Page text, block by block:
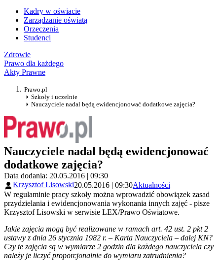
Kadry w oświacie
Zarządzanie oświatą
Orzeczenia
Studenci
Zdrowie
Prawo dla każdego
Akty Prawne
Prawo.pl
Szkoły i uczelnie
Nauczyciele nadal będą ewidencjonować dodatkowe zajęcia?
Nauczyciele nadal będą ewidencjonować
dodatkowe zajęcia?
Data dodania: 20.05.2016 | 09:30
Krzysztof Lisowski20.05.2016 | 09:30Aktualności
W regulaminie pracy szkoły można wprowadzić obowiązek zasad
przydzielania i ewidencjonowania wykonania innych zajęć - pisze
Krzysztof Lisowski w serwisie LEX/Prawo Oświatowe.
Jakie zajęcia mogą być realizowane w ramach art. 42 ust. 2 pkt 2
ustawy z dnia 26 stycznia 1982 r. – Karta Nauczyciela – dalej KN?
Czy te zajęcia są w wymiarze 2 godzin dla każdego nauczyciela czy
należy je liczyć proporcjonalnie do wymiaru zatrudnienia?